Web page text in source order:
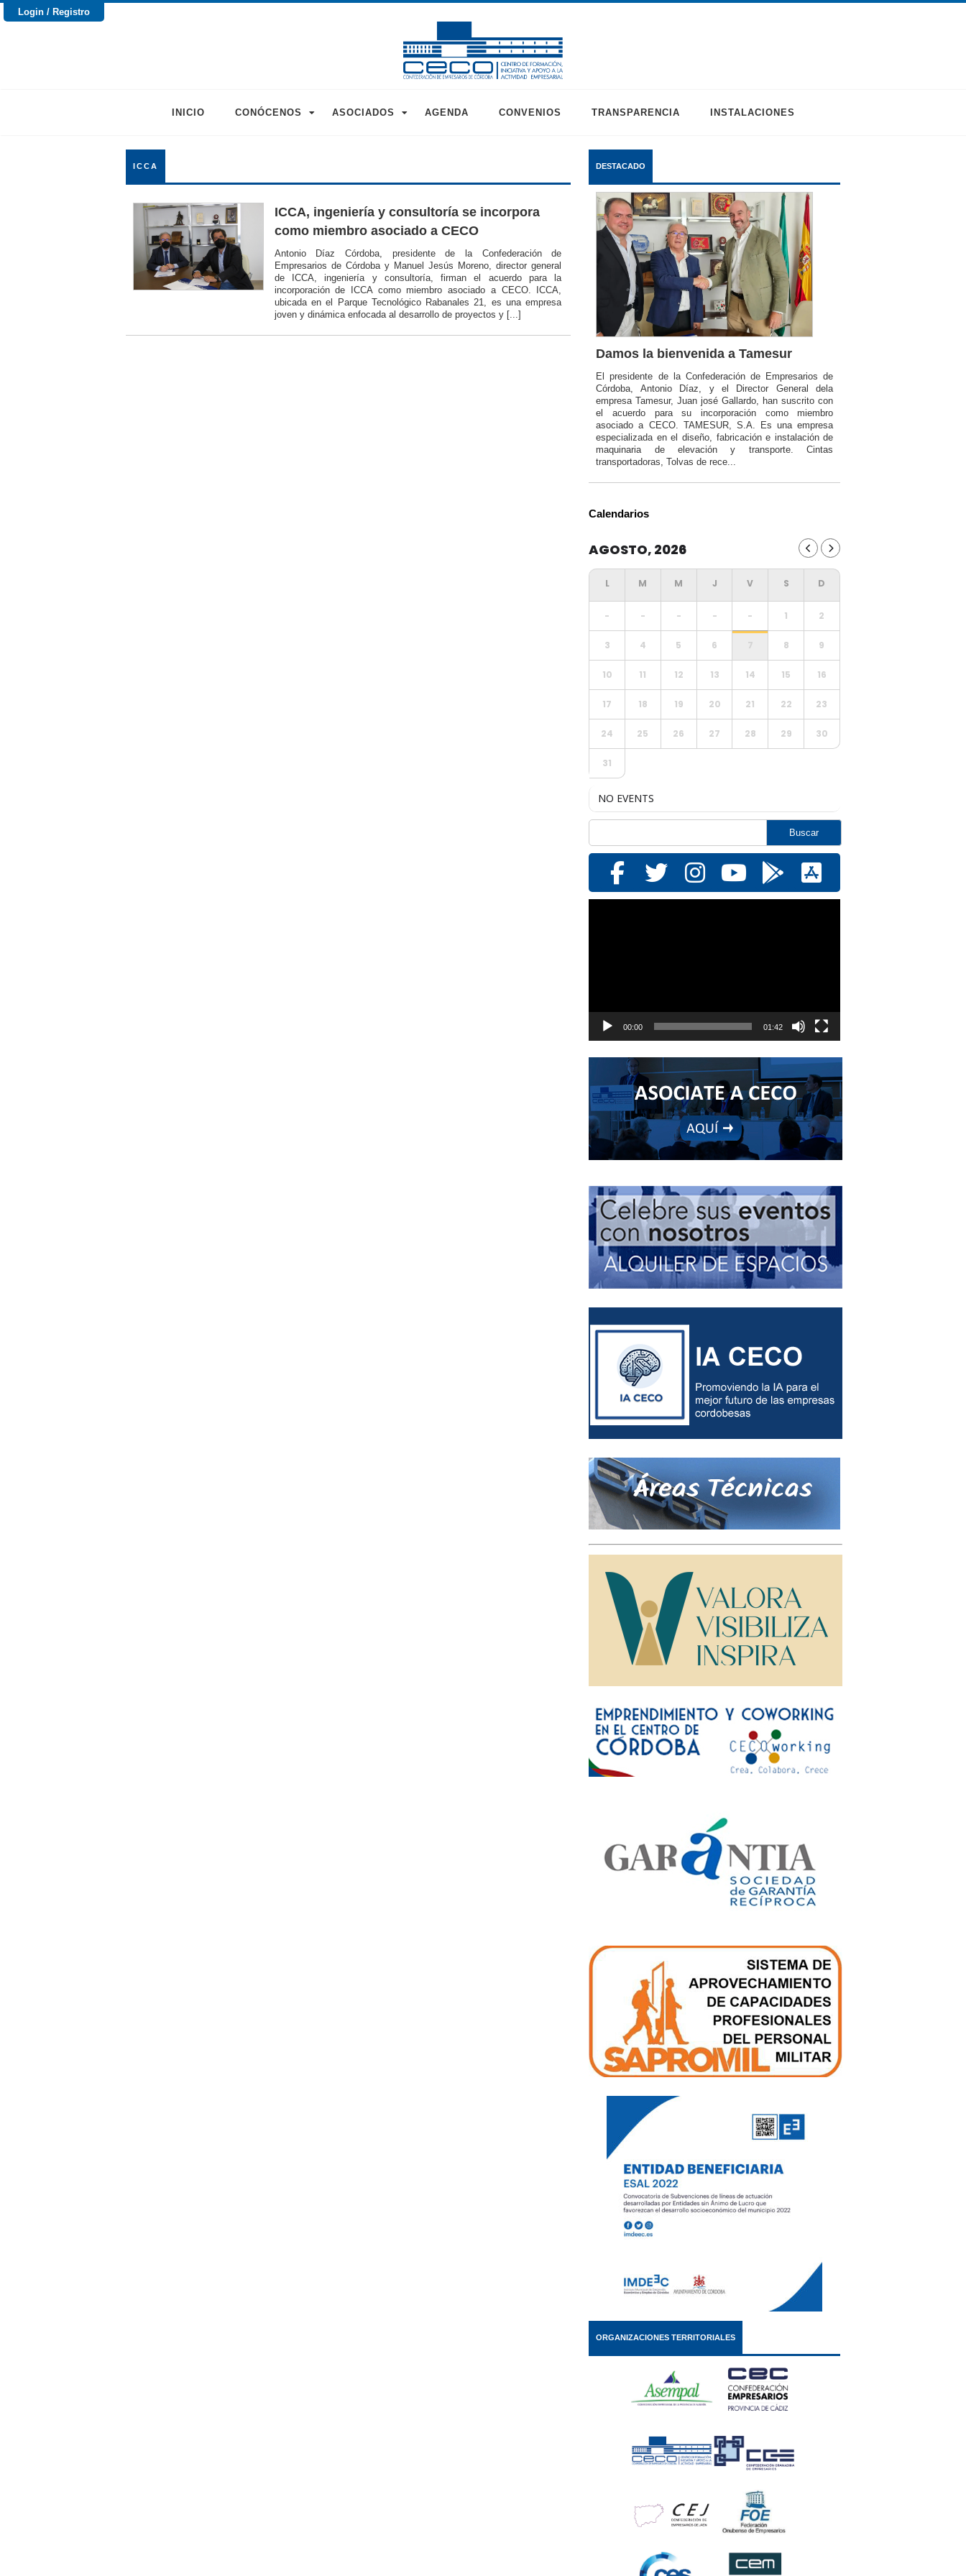
Login / Registro
INICIO CONÓCENOS ASOCIADOS AGENDA CONVENIOS TRANSPARENCIA INSTALACIONES
ICCA
ICCA, ingeniería y consultoría se incorpora
como miembro asociado a CECO
Antonio Díaz Córdoba, presidente de la Confederación de
Empresarios de Córdoba y Manuel Jesús Moreno, director general
de ICCA, ingeniería y consultoría, firman el acuerdo para la
incorporación de ICCA como miembro asociado a CECO. ICCA,
ubicada en el Parque Tecnológico Rabanales 21, es una empresa
joven y dinámica enfocada al desarrollo de proyectos y [...]
DESTACADO
Damos la bienvenida a Tamesur
El presidente de la Confederación de Empresarios de
Córdoba, Antonio Díaz, y el Director General dela
empresa Tamesur, Juan josé Gallardo, han suscrito con
el acuerdo para su incorporación como miembro
asociado a CECO. TAMESUR, S.A. Es una empresa
especializada en el diseño, fabricación e instalación de
maquinaria de elevación y transporte. Cintas
transportadoras, Tolvas de rece...
Calendarios
AGOSTO, 2026
- - - - - 1 2
3 4 5 6 7 8 9
10 11 12 13 14 15 16
17 18 19 20 21 22 23
24 25 26 27 28 29 30
31
NO EVENTS
00:00 01:42
ORGANIZACIONES TERRITORIALES